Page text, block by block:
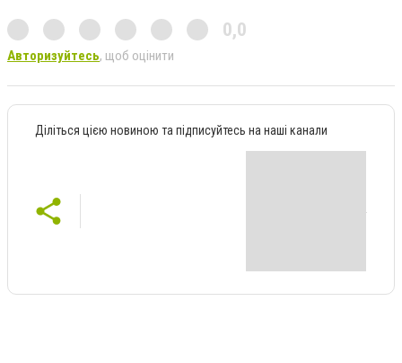
0,0
Авторизуйтесь, щоб оцінити
Діліться цією новиною та підписуйтесь на наші канали